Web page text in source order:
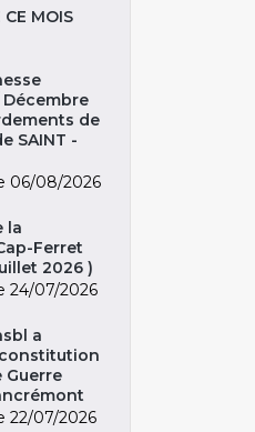
CE MOIS
de
SAINT -
06/08/2026
la
Ferret
2026 )
24/07/2026
a
Guerre
22/07/2026